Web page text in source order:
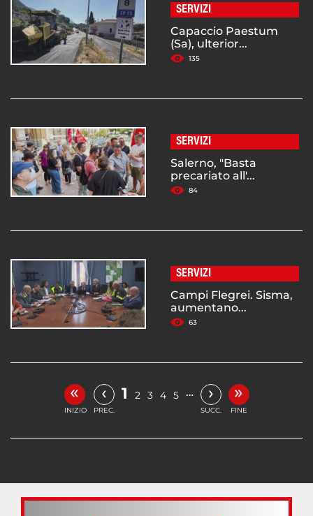
SERVIZI
Capaccio Paestum
(Sa), ulterior...
135
SERVIZI
Salerno, "Basta
precariato all'...
84
SERVIZI
Campi Flegrei. Sisma,
aumentano...
63
«
INIZIO
‹
PREC.
1 2 3 4 5 … ›
SUCC.
»
FINE